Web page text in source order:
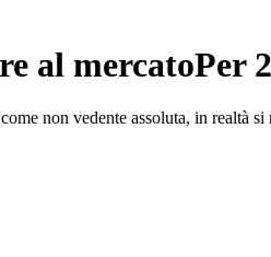
al
non vedente assoluta, in realtà